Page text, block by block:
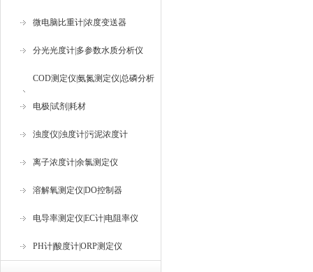
微电脑比重计|浓度变送器
分光光度计|多参数水质分析仪
COD测定仪|氨氮测定仪|总磷分析
仪
电极|试剂|耗材
浊度仪|浊度计|污泥浓度计
离子浓度计|余氯测定仪
溶解氧测定仪|DO控制器
电导率测定仪|EC计|电阻率仪
PH计|酸度计|ORP测定仪